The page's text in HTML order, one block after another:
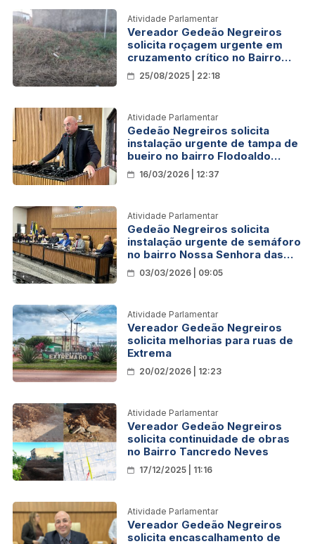
Atividade Parlamentar
Vereador Gedeão Negreiros
solicita roçagem urgente em
cruzamento crítico no Bairro
Novo Horizonte
25/08/2025 | 22:18
Atividade Parlamentar
Gedeão Negreiros solicita
instalação urgente de tampa de
bueiro no bairro Flodoaldo
Pontes Pinto
16/03/2026 | 12:37
Atividade Parlamentar
Gedeão Negreiros solicita
instalação urgente de semáforo
no bairro Nossa Senhora das
Graças
03/03/2026 | 09:05
Atividade Parlamentar
Vereador Gedeão Negreiros
solicita melhorias para ruas de
Extrema
20/02/2026 | 12:23
Atividade Parlamentar
Vereador Gedeão Negreiros
solicita continuidade de obras
no Bairro Tancredo Neves
17/12/2025 | 11:16
Atividade Parlamentar
Vereador Gedeão Negreiros
solicita encascalhamento de